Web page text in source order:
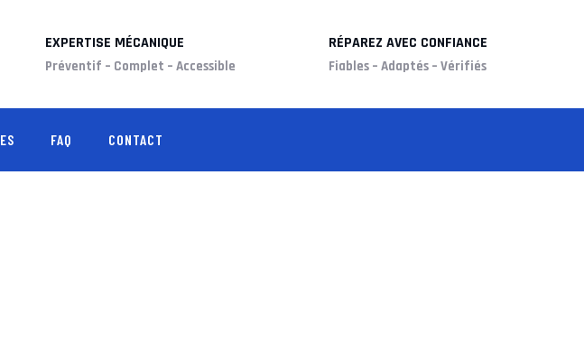
EXPERTISE MÉCANIQUE
Préventif – Complet – Accessible
RÉPAREZ AVEC CONFIANCE
Fiables – Adaptés – Vérifiés
FAQ CONTACT